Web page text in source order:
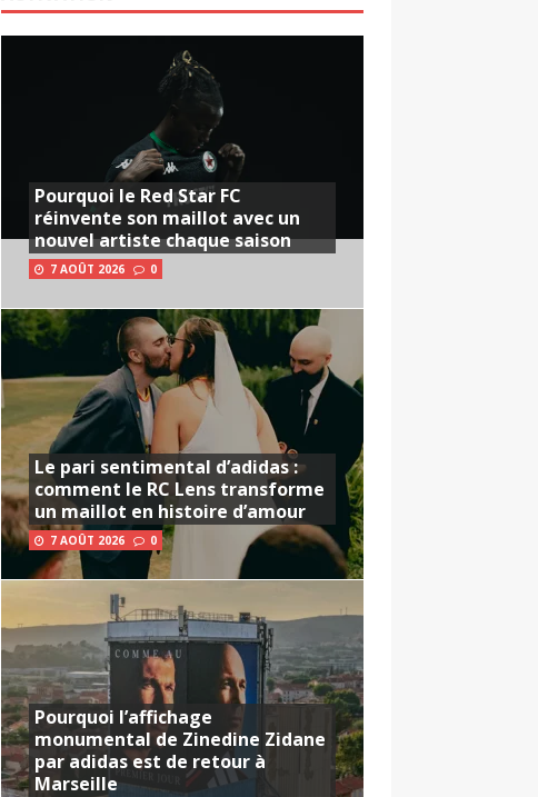
Pourquoi le Red Star FC
réinvente son maillot avec un
nouvel artiste chaque saison
7 AOÛT 2026 0
Le pari sentimental d’adidas :
comment le RC Lens transforme
un maillot en histoire d’amour
7 AOÛT 2026 0
Pourquoi l’affichage
monumental de Zinedine Zidane
par adidas est de retour à
Marseille